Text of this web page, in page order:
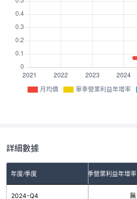
月均價 單季營業利益年增率
詳細數據
年度/季度 單季營業利益年增率
2024-Q4 無